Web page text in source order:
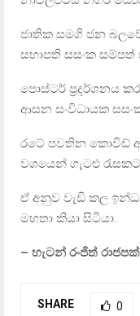
ජාතික සමගි ජන
සභාපති සසංක
පොස්ටර් ප්‍රදර්ශනය
ආසන සංවිධායක
රටේ පවතින කොවිඩ්
වශයෙන් ගැටළු
ඒ අනුව වැඩි කල
මහතා කියා සිටියා.
– හැටන් රංජිත්
SHARE 0